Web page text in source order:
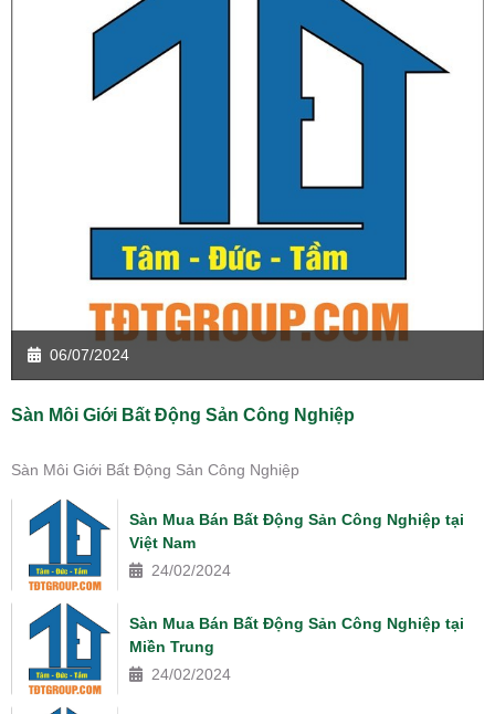
06/07/2024
Sàn Môi Giới Bất Động Sản Công Nghiệp
Sàn Môi Giới Bất Động Sản Công Nghiệp
Sàn Mua Bán Bất Động Sản Công Nghiệp tại
Việt Nam
24/02/2024
Sàn Mua Bán Bất Động Sản Công Nghiệp tại
Miền Trung
24/02/2024